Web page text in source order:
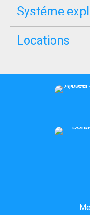
Systéme
Locations